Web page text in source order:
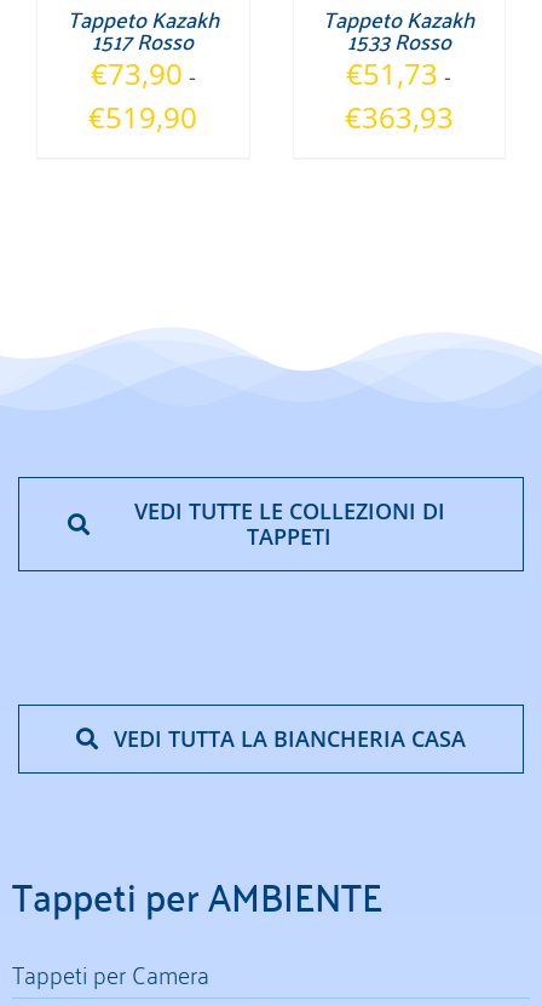
Tappeto Kazakh
1517 Rosso
€73,90 -
€519,90
Tappeto Kazakh
1533 Rosso
€51,73 -
€363,93
VEDI TUTTE LE COLLEZIONI DI
TAPPETI
VEDI TUTTA LA BIANCHERIA CASA
Tappeti per AMBIENTE
Tappeti per Camera